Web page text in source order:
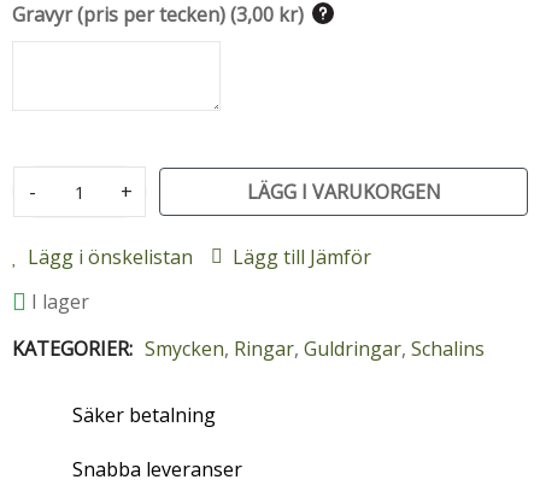
Gravyr (pris per tecken)(3,00 kr)
- + LÄGG I VARUKORGEN
Lägg i önskelistan
Lägg till Jämför
I lager
KATEGORIER: Smycken, Ringar, Guldringar, Schalins
Säker betalning
Snabba leveranser